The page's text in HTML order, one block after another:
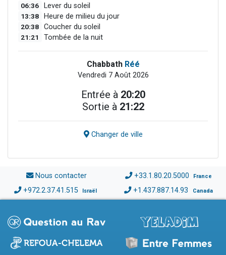
06:36 Lever du soleil
13:38 Heure de milieu du jour
20:38 Coucher du soleil
21:21 Tombée de la nuit
Chabbath Réé
Vendredi 7 Août 2026
Entrée à 20:20
Sortie à 21:22
Changer de ville
Nous contacter +33.1.80.20.5000 France
+972.2.37.41.515 Israël +1.437.887.14.93 Canada